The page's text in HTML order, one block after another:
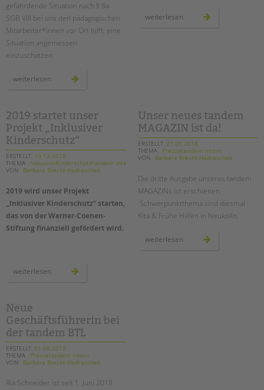
gefährdende Situation nach § 8a
SGB VIII bei uns den pädagogischen
Mitarbeiter*innen vor Ort hilft, eine
Situation angemessen
einzuschätzen.
weiterlesen
verfahrensampel
weiterlesen sieben
tandem-
2019 startet unser
Projekt „Inklusiver
Kinderschutz“
ERSTELLT 10.12.2018
THEMA
InklusionKinderschutztandem intern
VON
Barbara Brecht-Hadraschek
2019 wird unser Projekt
„Inklusiver Kinderschutz“ starten,
das von der Werner-Coenen-
Stiftung finanziell gefördert wird.
weiterlesen
Unser neues tandem
MAGAZIN ist da!
ERSTELLT 27.06.2018
THEMA
Pressetandem intern
VON
Barbara Brecht-Hadraschek
Die dritte Ausgabe unseres tandem
MAGAZINs ist erschienen.
Schwerpunktthema sind diesmal
Kita & Frühe Hilfen in Neukölln.
weiterlesen
Neue
Geschäftsführerin bei
der tandem BTL
ERSTELLT 01.06.2018
THEMA
Pressetandem intern
VON
Barbara Brecht-Hadraschek
Ria Schneider ist seit 1. Juni 2018